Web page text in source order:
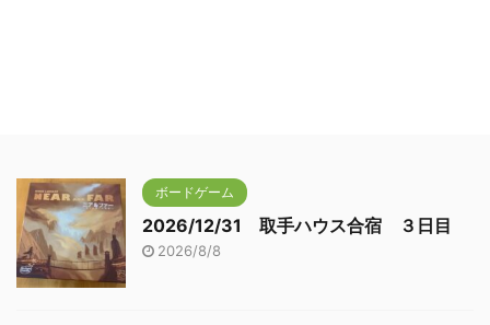
ボードゲーム
2026/12/31 取手ハウス合宿 ３日目
2026/8/8